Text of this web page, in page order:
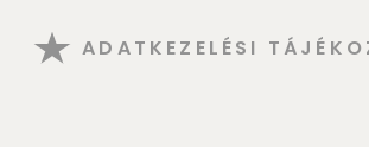
ADATKEZELÉSI